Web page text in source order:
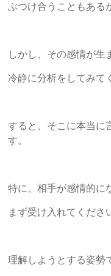
ぶつけ合うこともある
しかし、その感情が生
冷静に分析をしてみて
すると、そこに本当に
す。
特に、相手が感情的に
まず受け入れてくださ
理解しようとする姿勢